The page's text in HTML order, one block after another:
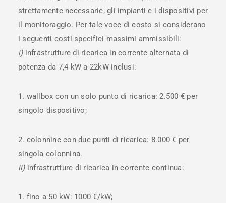
strettamente necessarie, gli impianti e i dispositivi per
il monitoraggio. Per tale voce di costo si considerano
i seguenti costi specifici massimi ammissibili:
i)infrastrutture di ricarica in corrente alternata di
potenza da 7,4 kW a 22kW inclusi:
1. wallbox con un solo punto di ricarica: 2.500 € per
singolo dispositivo;
2. colonnine con due punti di ricarica: 8.000 € per
singola colonnina.
ii)infrastrutture di ricarica in corrente continua:
1. fino a 50 kW: 1000 €/kW;